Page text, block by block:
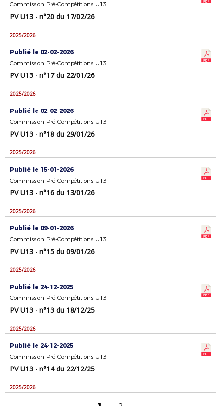
Commission Pré-Compétitions U13
PV U13 - n°20 du 17/02/26
2025/2026
Publié le 02-02-2026
Commission Pré-Compétitions U13
PV U13 - n°17 du 22/01/26
2025/2026
Publié le 02-02-2026
Commission Pré-Compétitions U13
PV U13 - n°18 du 29/01/26
2025/2026
Publié le 15-01-2026
Commission Pré-Compétitions U13
PV U13 - n°16 du 13/01/26
2025/2026
Publié le 09-01-2026
Commission Pré-Compétitions U13
PV U13 - n°15 du 09/01/26
2025/2026
Publié le 24-12-2025
Commission Pré-Compétitions U13
PV U13 - n°13 du 18/12/25
2025/2026
Publié le 24-12-2025
Commission Pré-Compétitions U13
PV U13 - n°14 du 22/12/25
2025/2026